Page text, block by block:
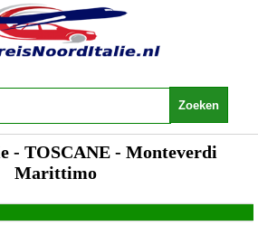
- TOSCANE - Monteverdi
Marittimo